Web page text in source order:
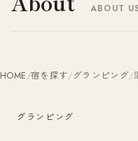
ABOUT
HOME/宿を探す/グランピング/
グランピング